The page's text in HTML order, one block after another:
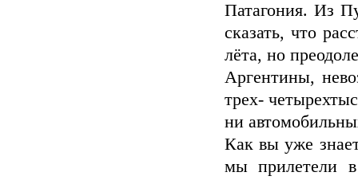
Патагония. Из
сказать, что
лёта, но
Аргентины,
трех-
ни
Как вы уже
мы прилетели